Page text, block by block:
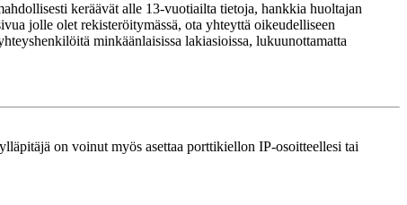
keräävät alle 13-vuotiailta tietoja, hankkia huoltajan
jolle olet rekisteröitymässä, ota yhteyttä oikeudelliseen
minkäänlaisissa lakiasioissa, lukuunottamatta
on voinut myös asettaa porttikiellon IP-osoitteellesi tai